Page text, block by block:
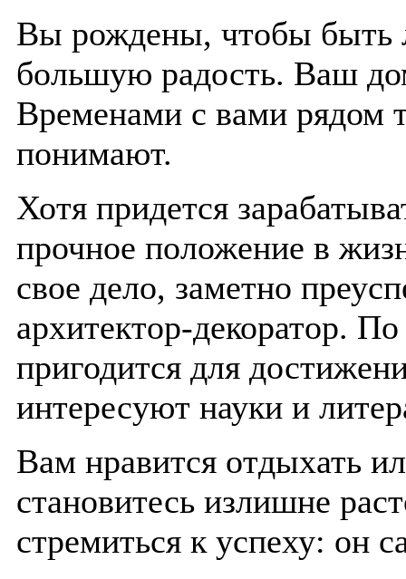
Вы рождены, чтобы быть
большую радость. Ваш
Временами с вами рядом
понимают.
Хотя придется
прочное положение в
свое дело, заметно
архитектор-декоратор.
пригодится для
интересуют науки и
Вам нравится отдыхать
становитесь излишне
стремиться к успеху: он